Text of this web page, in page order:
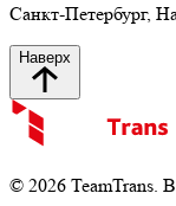
Санкт-Петербург,
Наверх
© 2026 TeamTrans.